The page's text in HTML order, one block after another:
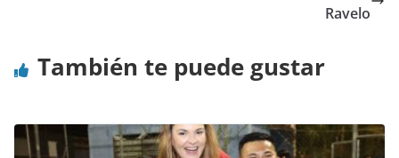
Ravelo
También te puede gustar